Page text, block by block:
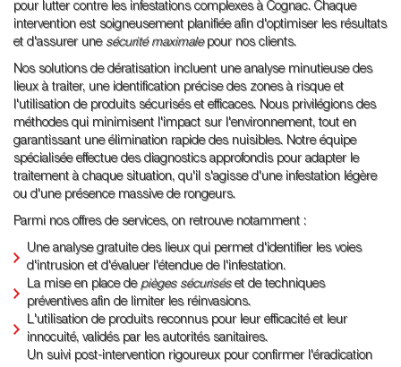
pour lutter contre les infestations complexes à Cognac. Chaque
intervention est soigneusement planifiée afin d'optimiser les résultats
et d'assurer une sécurité maximalepour nos clients.
Nos solutions de dératisation incluent une analyse minutieuse des
lieux à traiter, une identification précise des zones à risque et
l'utilisation de produits sécurisés et efficaces. Nous privilégions des
méthodes qui minimisent l'impact sur l'environnement, tout en
garantissant une élimination rapide des nuisibles. Notre équipe
spécialisée effectue des diagnostics approfondis pour adapter le
traitement à chaque situation, qu'il s'agisse d'une infestation légère
ou d'une présence massive de rongeurs.
Parmi nos offres de services, on retrouve notamment :
Une analyse gratuite des lieux qui permet d'identifier les voies
d'intrusion et d'évaluer l'étendue de l'infestation.
La mise en place de pièges sécuriséset de techniques
préventives afin de limiter les réinvasions.
L'utilisation de produits reconnus pour leur efficacité et leur
innocuité, validés par les autorités sanitaires.
Un suivi post-intervention rigoureux pour confirmer l'éradication